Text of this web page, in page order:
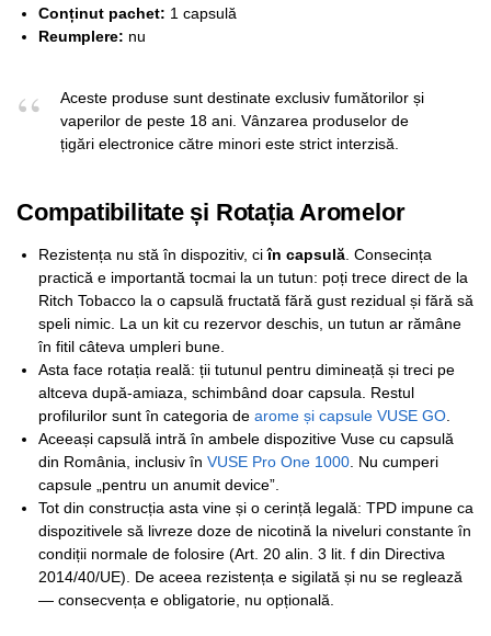
Conținut pachet: 1 capsulă
Reumplere: nu
Aceste produse sunt destinate exclusiv fumătorilor și
vaperilor de peste 18 ani. Vânzarea produselor de
țigări electronice către minori este strict interzisă.
Compatibilitate și Rotația Aromelor
Rezistența nu stă în dispozitiv, ciîn capsulă . Consecința
practică e importantă tocmai la un tutun: poți trece direct de la
Ritch Tobacco la o capsulă fructată fără gust rezidual și fără să
speli nimic. La un kit cu rezervor deschis, un tutun ar rămâne
în fitil câteva umpleri bune.
Asta face rotația reală: ții tutunul pentru dimineață și treci pe
altceva după-amiaza, schimbând doar capsula. Restul
profilurilor sunt în categoria de arome și capsule VUSE GO
Aceeași capsulă intră în ambele dispozitive Vuse cu capsulă
din România, inclusiv în VUSE Pro One 1000 . Nu cumperi
capsule „pentru un anumit device”.
Tot din construcția asta vine și o cerință legală: TPD impune ca
dispozitivele să livreze doze de nicotină la niveluri constante în
condiții normale de folosire (Art. 20 alin. 3 lit. f din Directiva
2014/40/UE). De aceea rezistența e sigilată și nu se reglează
— consecvența e obligatorie, nu opțională.